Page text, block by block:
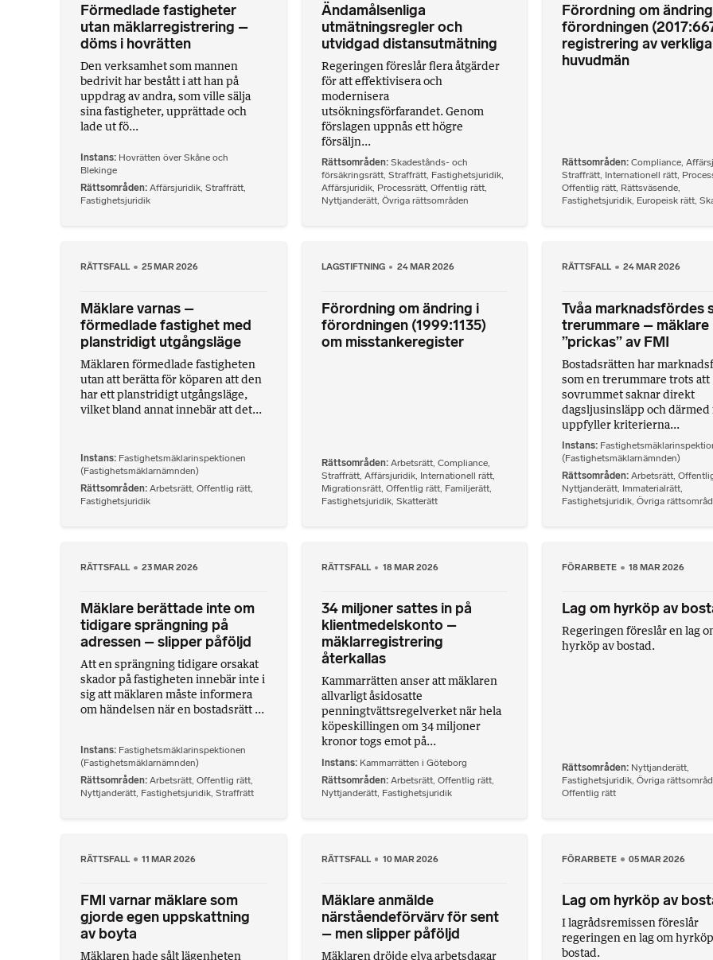
Förmedlade fastigheter
utan mäklarregistrering –
döms i hovrätten
Den verksamhet som mannen
bedrivit har bestått i att han på
uppdrag av andra, som ville sälja
sina fastigheter, upprättade och
lade ut fö...
Instans Hovrätten över Skåne och
Blekinge
Rättsområden Affärsjuridik, Straffrätt,
Fastighetsjuridik
Ändamålsenliga
utmätningsregler och
utvidgad distansutmätning
Regeringen föreslår flera åtgärder
för att effektivisera och
modernisera
utsökningsförfarandet. Genom
förslagen uppnås ett högre
försäljn...
Rättsområden Skadestånds- och
försäkringsrätt, Straffrätt, Fastighetsjuridik,
Affärsjuridik, Processrätt, Offentlig rätt,
Nyttjanderätt, Övriga rättsområden
Förordning om
förordningen
registrering av verkliga
huvudmän
Rättsområden Compliance,
Straffrätt, Internationell rätt,
Offentlig rätt, Rättsväsende,
Fastighetsjuridik, Europeisk rätt,
RÄTTSFALL 25 MAR 2026
Mäklare varnas –
förmedlade fastighet med
planstridigt utgångsläge
Mäklaren förmedlade fastigheten
utan att berätta för köparen att den
har ett planstridigt utgångsläge,
vilket bland annat innebär att det...
Instans Fastighetsmäklarinspektionen
(Fastighetsmäklarnämnden)
Rättsområden Arbetsrätt, Offentlig rätt,
Fastighetsjuridik
LAGSTIFTNING 24 MAR 2026
Förordning om ändring i
förordningen (1999:1135)
om misstankeregister
Rättsområden Arbetsrätt, Compliance,
Straffrätt, Affärsjuridik, Internationell rätt,
Migrationsrätt, Offentlig rätt, Familjerätt,
Fastighetsjuridik, Skatterätt
RÄTTSFALL 24 MAR 2026
Tvåa marknadsfördes
trerummare – mäklare
”prickas” av FMI
Bostadsrätten har
som en trerummare trots att
sovrummet saknar direkt
dagsljusinsläpp och därmed
uppfyller kriterierna...
Instans
(Fastighetsmäklarnämnden)
Rättsområden Arbetsrätt,
Nyttjanderätt, Immaterialrätt,
Fastighetsjuridik, Övriga
RÄTTSFALL 23 MAR 2026
Mäklare berättade inte om
tidigare sprängning på
adressen – slipper påföljd
Att en sprängning tidigare orsakat
skador på fastigheten innebär inte i
sig att mäklaren måste informera
om händelsen när en bostadsrätt ...
Instans Fastighetsmäklarinspektionen
(Fastighetsmäklarnämnden)
Rättsområden Arbetsrätt, Offentlig rätt,
Nyttjanderätt, Fastighetsjuridik, Straffrätt
RÄTTSFALL 18 MAR 2026
34 miljoner sattes in på
klientmedelskonto –
mäklarregistrering
återkallas
Kammarrätten anser att mäklaren
allvarligt åsidosatte
penningtvättsregelverket när hela
köpeskillingen om 34 miljoner
kronor togs emot på...
Instans Kammarrätten i Göteborg
Rättsområden Arbetsrätt, Offentlig rätt,
Nyttjanderätt, Fastighetsjuridik
FÖRARBETE 18 MAR 2026
Lag om hyrköp av
Regeringen föreslår en lag
hyrköp av bostad.
Rättsområden Nyttjanderätt,
Fastighetsjuridik, Övriga
Offentlig rätt
RÄTTSFALL 11 MAR 2026
FMI varnar mäklare som
gjorde egen uppskattning
av boyta
Mäklaren hade sålt lägenheten
RÄTTSFALL 10 MAR 2026
Mäklare anmälde
närståendeförvärv för sent
– men slipper påföljd
Mäklaren dröjde elva arbetsdagar
FÖRARBETE 05 MAR 2026
Lag om hyrköp av
I lagrådsremissen föreslår
regeringen en lag om
bostad.